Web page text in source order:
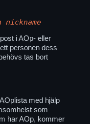
nickname
i AOp- eller
personen dess
tas bort
med hjälp
som
har AOp, kommer